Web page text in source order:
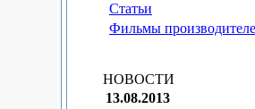
Статьи
Фильмы
НОВОСТИ
13.08.2013